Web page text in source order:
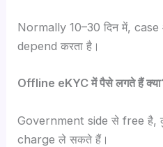
Normally 10–30 दिन में,
depend करता है।
Offline eKYC में पैसे लगते हैं
Government side से free है,
charge ले सकते हैं।